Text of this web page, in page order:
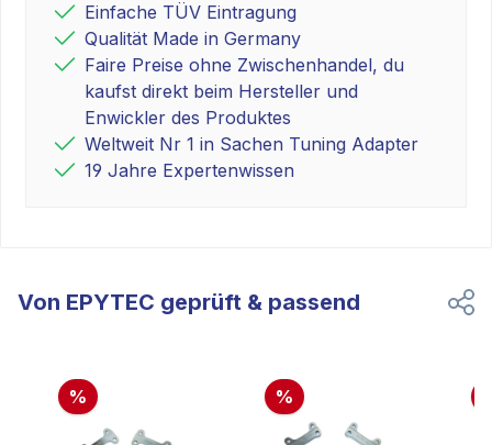
Einfache TÜV Eintragung
Qualität Made in Germany
Faire Preise ohne Zwischenhandel, du
kaufst direkt beim Hersteller und
Enwickler des Produktes
Weltweit Nr 1 in Sachen Tuning Adapter
19 Jahre Expertenwissen
Von EPYTEC geprüft & passend
% %